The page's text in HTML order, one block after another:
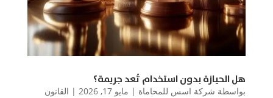
هل الحيازة بدون استخدام تُعد جريمة؟
بواسطة شركة اسس للمحاماة | مايو 17, 2026 | القانون